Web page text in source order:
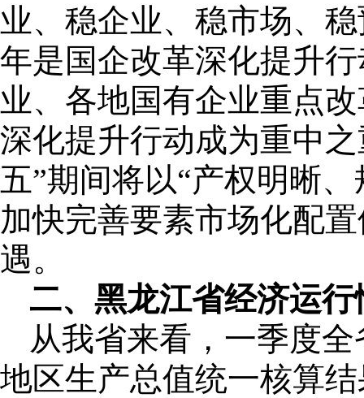
业、稳企业、稳市场、
年是国企改革深化提升
业、各地国有企业重点
深化提升行动成为重中
五”期间将以“产权明晰
加快完善要素市场化配
遇。
二、黑龙江省经济运
从我省来看，一季度
地区生产总值统一核算